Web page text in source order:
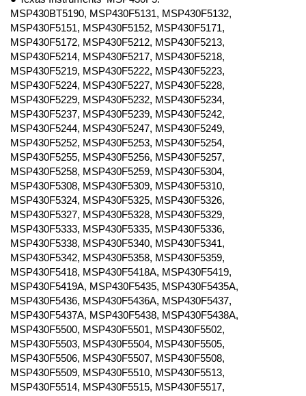
MSP430BT5190, MSP430F5131, MSP430F5132,
MSP430F5151, MSP430F5152, MSP430F5171,
MSP430F5172, MSP430F5212, MSP430F5213,
MSP430F5214, MSP430F5217, MSP430F5218,
MSP430F5219, MSP430F5222, MSP430F5223,
MSP430F5224, MSP430F5227, MSP430F5228,
MSP430F5229, MSP430F5232, MSP430F5234,
MSP430F5237, MSP430F5239, MSP430F5242,
MSP430F5244, MSP430F5247, MSP430F5249,
MSP430F5252, MSP430F5253, MSP430F5254,
MSP430F5255, MSP430F5256, MSP430F5257,
MSP430F5258, MSP430F5259, MSP430F5304,
MSP430F5308, MSP430F5309, MSP430F5310,
MSP430F5324, MSP430F5325, MSP430F5326,
MSP430F5327, MSP430F5328, MSP430F5329,
MSP430F5333, MSP430F5335, MSP430F5336,
MSP430F5338, MSP430F5340, MSP430F5341,
MSP430F5342, MSP430F5358, MSP430F5359,
MSP430F5418, MSP430F5418A, MSP430F5419,
MSP430F5419A, MSP430F5435, MSP430F5435A,
MSP430F5436, MSP430F5436A, MSP430F5437,
MSP430F5437A, MSP430F5438, MSP430F5438A,
MSP430F5500, MSP430F5501, MSP430F5502,
MSP430F5503, MSP430F5504, MSP430F5505,
MSP430F5506, MSP430F5507, MSP430F5508,
MSP430F5509, MSP430F5510, MSP430F5513,
MSP430F5514, MSP430F5515, MSP430F5517,